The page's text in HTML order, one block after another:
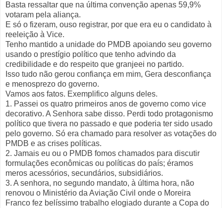
Basta ressaltar que na última convenção apenas 59,9%
votaram pela aliança.
E só o fizeram, ouso registrar, por que era eu o candidato à
reeleição à Vice.
Tenho mantido a unidade do PMDB apoiando seu governo
usando o prestígio político que tenho advindo da
credibilidade e do respeito que granjeei no partido.
Isso tudo não gerou confiança em mim, Gera desconfiança
e menosprezo do governo.
Vamos aos fatos. Exemplifico alguns deles.
1. Passei os quatro primeiros anos de governo como vice
decorativo. A Senhora sabe disso. Perdi todo protagonismo
político que tivera no passado e que poderia ter sido usado
pelo governo. Só era chamado para resolver as votações do
PMDB e as crises políticas.
2. Jamais eu ou o PMDB fomos chamados para discutir
formulações econômicas ou políticas do país; éramos
meros acessórios, secundários, subsidiários.
3. A senhora, no segundo mandato, à última hora, não
renovou o Ministério da Aviação Civil onde o Moreira
Franco fez belíssimo trabalho elogiado durante a Copa do